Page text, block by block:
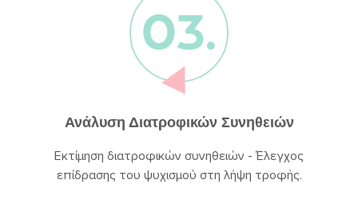
Ανάλυση Διατροφικών Συνηθειών
Εκτίμηση διατροφικών συνηθειών - Έλεγχος
επίδρασης του ψυχισμού στη λήψη τροφής.